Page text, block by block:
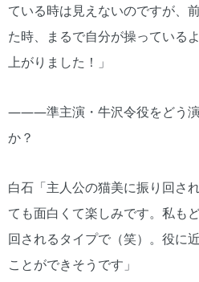
ている時は見えないのですが、
た時、まるで自分が操っている
上がりました！」
―――準主演・牛沢令役をどう
か？
白石「主人公の猫美に振り回さ
ても面白くて楽しみです。私も
回されるタイプで（笑）。役に
ことができそうです」